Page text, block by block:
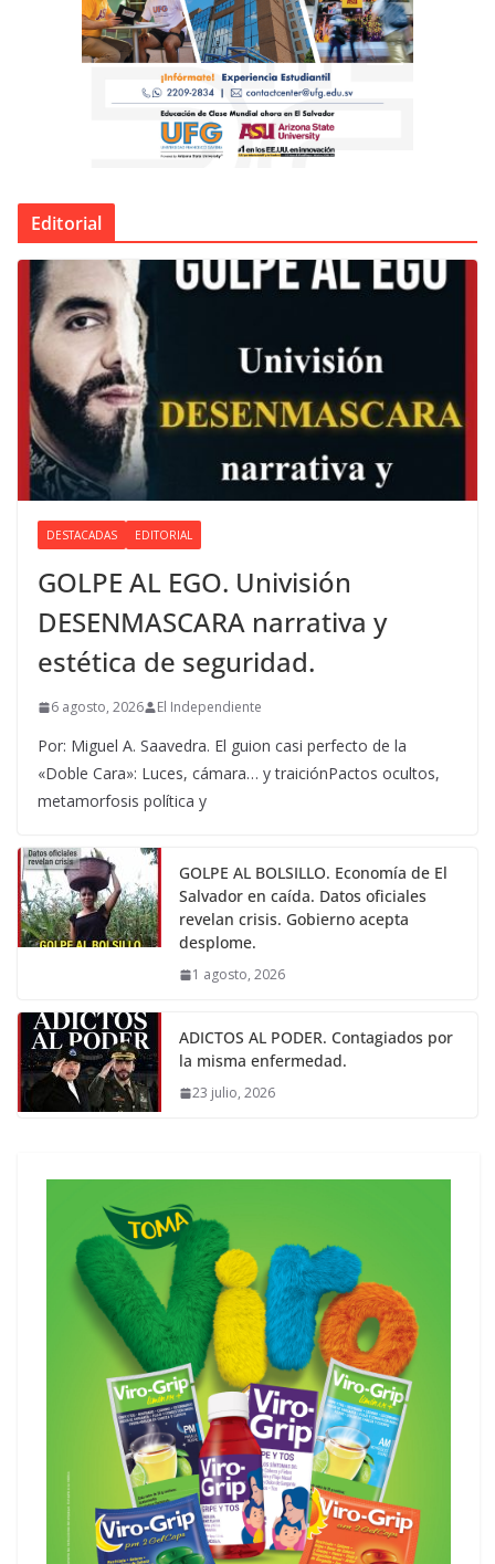
Editorial
DESTACADAS EDITORIAL
GOLPE AL EGO. Univisión
DESENMASCARA narrativa y
estética de seguridad.
6 agosto, 2026 El Independiente
Por: Miguel A. Saavedra. El guion casi perfecto de la
«Doble Cara»: Luces, cámara… y traiciónPactos ocultos,
metamorfosis política y
GOLPE AL BOLSILLO. Economía de El
Salvador en caída. Datos oficiales
revelan crisis. Gobierno acepta
desplome.
1 agosto, 2026
ADICTOS AL PODER. Contagiados por
la misma enfermedad.
23 julio, 2026